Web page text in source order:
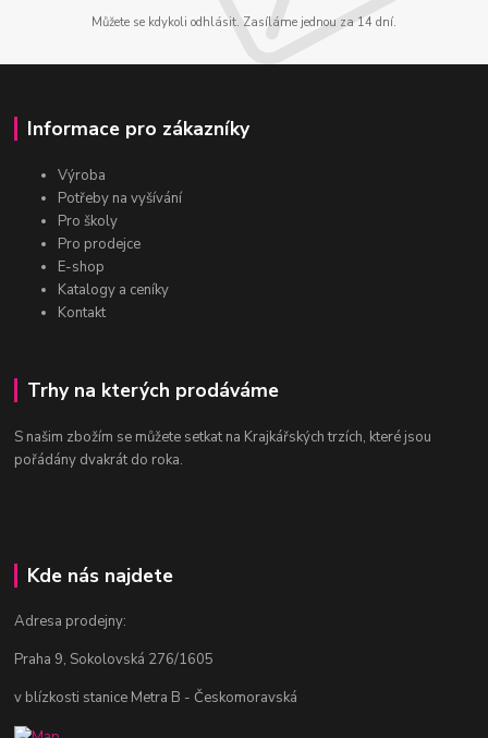
Můžete se kdykoli odhlásit. Zasíláme jednou za 14 dní.
Informace pro zákazníky
Výroba
Potřeby na vyšívání
Pro školy
Pro prodejce
E-shop
Katalogy a ceníky
Kontakt
Trhy na kterých prodáváme
S našim zbožím se můžete setkat na Krajkářských trzích, které jsou
pořádány dvakrát do roka.
Kde nás najdete
Adresa prodejny:
Praha 9, Sokolovská 276/1605
v blízkosti stanice Metra B - Českomoravská